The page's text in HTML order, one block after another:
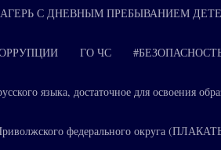
С ДНЕВНЫМ ПРЕБЫВАНИЕМ
ГО ЧС
языка, достаточное для
федерального округа